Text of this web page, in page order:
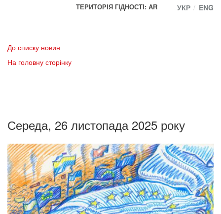
ТЕРИТОРІЯ ГІДНОСТІ: AR
УКР ENG
До списку новин
На головну сторінку
Середа, 26 листопада 2025 року